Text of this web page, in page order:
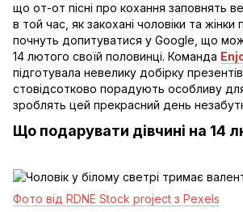
що от-от пісні про кохання заповнять
в той час, як закохані чоловіки та жінки
почнуть допитуватися у Google, що
14 лютого своїй половинці. Команда
підготувала невелику добірку
стовідсотково порадують особливу
зроблять цей прекрасний день
Що подарувати дівчині на 14
Фото від RDNE Stock project з Pexels